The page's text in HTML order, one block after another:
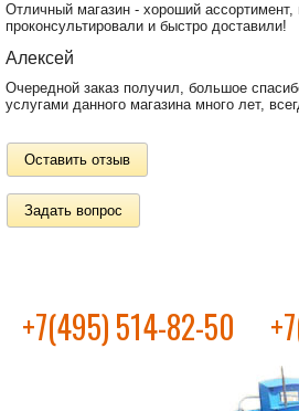
Отличный магазин - хороший
проконсультировали и быстро доставили!
Алексей
Очередной заказ получил, большое
услугами данного магазина много лет,
Оставить отзыв
Задать вопрос
+7(495) 514-82-50